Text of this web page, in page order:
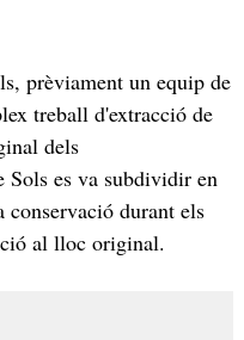
prèviament un equip de
treball d'extracció de
dels
Sols es va subdividir en
conservació durant els
al lloc original.